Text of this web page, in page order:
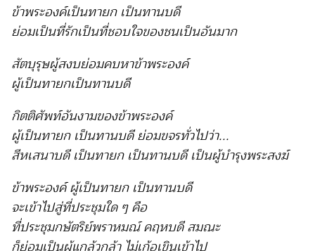
ข้าพระองค์เป็นทายก เป็นทานบดี
ย่อมเป็นที่รักเป็นที่ชอบใจของชนเป็นอันมาก
สัตบุรุษผู้สงบย่อมคบหาข้าพระองค์
ผู้เป็นทายกเป็นทานบดี
กิตติศัพท์อันงามของข้าพระองค์
ผู้เป็นทายก เป็นทานบดี ย่อมขจรทั่วไปว่า...
สีหเสนาบดี เป็นทายก เป็นทานบดี เป็นผู้บำรุงพระสงฆ์
ข้าพระองค์ ผู้เป็นทายก เป็นทานบดี
จะเข้าไปสู่ที่ประชุมใด ๆ คือ
ที่ประชุมกษัตริย์พราหมณ์ คฤหบดี สมณะ
ก็ย่อมเป็นผู้แกล้วกล้า ไม่เก้อเขินเข้าไป